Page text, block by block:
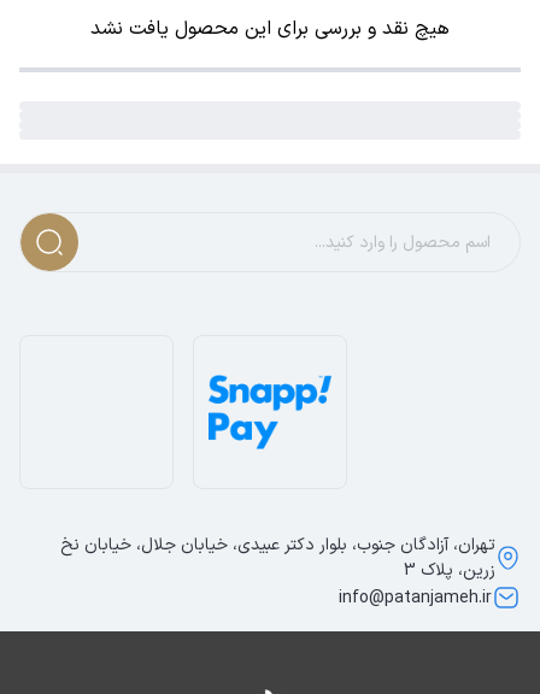
هیچ نقد و بررسی برای این محصول یافت نشد
تهران، آزادگان جنوب، بلوار دکتر عبیدی، خیابان جلال، خیابان نخ
زرین، پلاک 3
info@patanjameh.ir